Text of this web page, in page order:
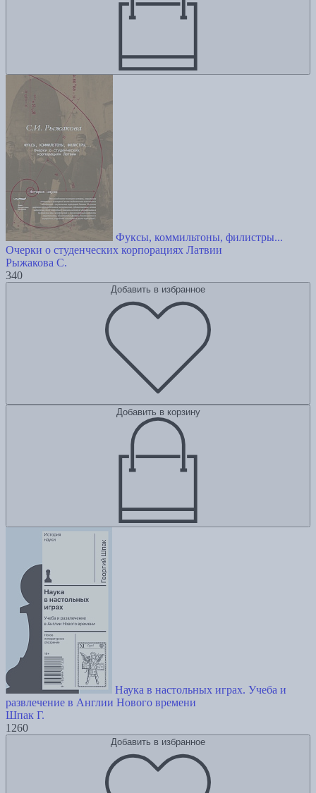
Фуксы, коммильтоны, филистры...
Очерки о студенческих корпорациях Латвии
Рыжакова С.
340
Добавить в избранное
Добавить в корзину
Наука в настольных играх. Учеба и
развлечение в Англии Нового времени
Шпак Г.
1260
Добавить в избранное